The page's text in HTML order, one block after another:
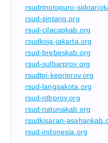
rsudrtnotopuro-
rsud-sintang.org
rsud-cilacapkab.org
rsudkoja-jakarta.org
rsud-brebeskab.org
rsud-sulbarprov.org
rsudtpi-kepriprov.org
rsud-langsakota.org
rsud-ntbprov.org
rsud-natunakab.org
rsudkisaran-
rsud-indonesia.org